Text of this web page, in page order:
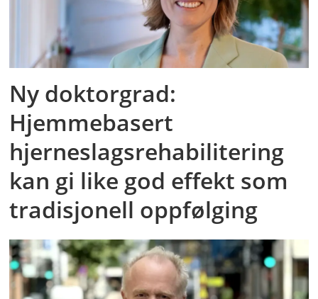
Ny doktorgrad:
Hjemmebasert
hjerneslagsrehabilitering
kan gi like god effekt som
tradisjonell oppfølging